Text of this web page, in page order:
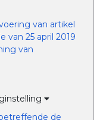
van artikel
van 25 april 2019
van
de